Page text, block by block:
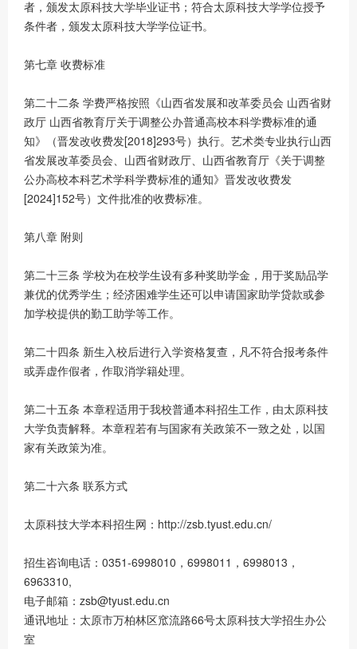
者，颁发太原科技大学毕业证书；符合太原科技大学学位授予
条件者，颁发太原科技大学学位证书。
第七章 收费标准
第二十二条 学费严格按照《山西省发展和改革委员会 山西省财
政厅 山西省教育厅关于调整公办普通高校本科学费标准的通
知》（晋发改收费发[2018]293号）执行。艺术类专业执行山西
省发展改革委员会、山西省财政厅、山西省教育厅《关于调整
公办高校本科艺术学科学费标准的通知》晋发改收费发
[2024]152号）文件批准的收费标准。
第八章 附则
第二十三条 学校为在校学生设有多种奖助学金，用于奖励品学
兼优的优秀学生；经济困难学生还可以申请国家助学贷款或参
加学校提供的勤工助学等工作。
第二十四条 新生入校后进行入学资格复查，凡不符合报考条件
或弄虚作假者，作取消学籍处理。
第二十五条 本章程适用于我校普通本科招生工作，由太原科技
大学负责解释。本章程若有与国家有关政策不一致之处，以国
家有关政策为准。
第二十六条 联系方式
太原科技大学本科招生网：http://zsb.tyust.edu.cn/
招生咨询电话：0351-6998010，6998011，6998013，
6963310,
电子邮箱：zsb@tyust.edu.cn
通讯地址：太原市万柏林区窊流路66号太原科技大学招生办公
室